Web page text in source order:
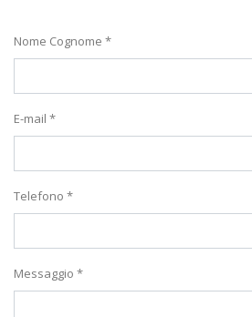
Nome Cognome *
E-mail *
Telefono *
Messaggio *